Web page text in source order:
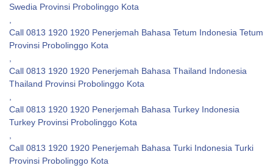
Swedia Provinsi Probolinggo Kota
,
Call 0813 1920 1920 Penerjemah Bahasa Tetum Indonesia Tetum
Provinsi Probolinggo Kota
,
Call 0813 1920 1920 Penerjemah Bahasa Thailand Indonesia
Thailand Provinsi Probolinggo Kota
,
Call 0813 1920 1920 Penerjemah Bahasa Turkey Indonesia
Turkey Provinsi Probolinggo Kota
,
Call 0813 1920 1920 Penerjemah Bahasa Turki Indonesia Turki
Provinsi Probolinggo Kota